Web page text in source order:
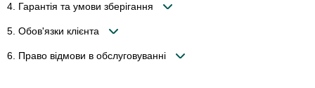
4. Гарантія та умови зберігання
5. Обов'язки клієнта
6. Право відмови в обслуговуванні